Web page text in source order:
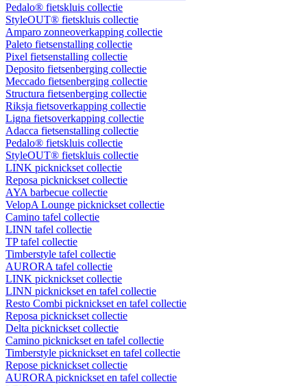
Pedalo® fietskluis collectie
StyleOUT® fietskluis collectie
Amparo zonneoverkapping collectie
Paleto fietsenstalling collectie
Pixel fietsenstalling collectie
Deposito fietsenberging collectie
Meccado fietsenberging collectie
Structura fietsenberging collectie
Riksja fietsoverkapping collectie
Ligna fietsoverkapping collectie
Adacca fietsenstalling collectie
Pedalo® fietskluis collectie
StyleOUT® fietskluis collectie
LINK picknickset collectie
Reposa picknickset collectie
AYA barbecue collectie
VelopA Lounge picknickset collectie
Camino tafel collectie
LINN tafel collectie
TP tafel collectie
Timberstyle tafel collectie
AURORA tafel collectie
LINK picknickset collectie
LINN picknickset en tafel collectie
Resto Combi picknickset en tafel collectie
Reposa picknickset collectie
Delta picknickset collectie
Camino picknickset en tafel collectie
Timberstyle picknickset en tafel collectie
Repose picknickset collectie
AURORA picknickset en tafel collectie